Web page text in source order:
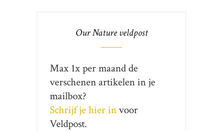
Our Nature veldpost
Max 1x per maand de
verschenen artikelen in je
mailbox?
Schrijf je hier invoor
Veldpost.